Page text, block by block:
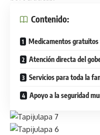
Contenido:
Medicamentos gratuitos
Atención directa del
Servicios para toda la
Apoyo a la seguridad